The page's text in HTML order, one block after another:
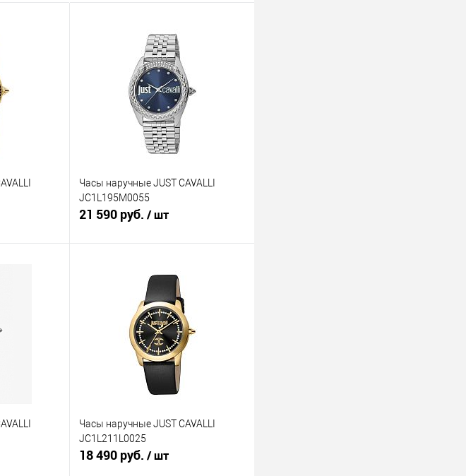
В наличии
Часы наручные JUST CAVALLI
JC1L195M0055
21 590 руб. / шт
В корзину
Купить в 1 клик
В избранное
В наличии
Часы наручные JUST CAVALLI
JC1L211L0025
18 490 руб. / шт